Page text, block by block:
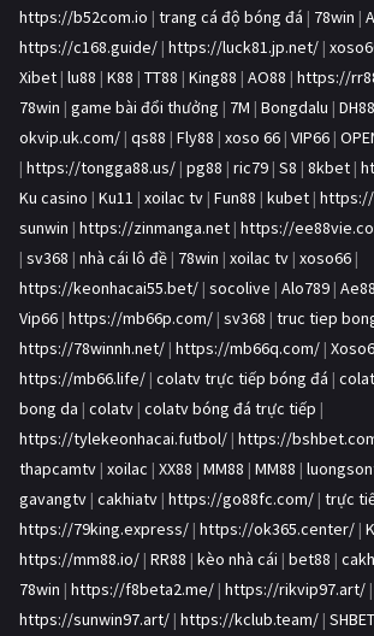
https://b52com.io | trang cá độ bóng đá | 78win |
https://c168.guide/ | https://luck81.jp.net/ |
Xibet | lu88 | K88 | TT88 | King88 | AO88 | https://
78win | game bài đổi thưởng | 7M | Bongdalu | DH88
okvip.uk.com/ | qs88 | Fly88 | xoso 66 | VIP66 |
| https://tongga88.us/ | pg88 | ric79 | S8 | 8kbet |
Ku casino | Ku11 | xoilac tv | Fun88 | kubet |
sunwin | https://zinmanga.net | https://
| sv368 | nhà cái lô đề | 78win | xoilac tv | xoso66 |
https://keonhacai55.bet/ | socolive | Alo789 |
Vip66 | https://mb66p.com/ | sv368 | truc tiep
https://78winnh.net/ | https://mb66q.com/ |
https://mb66.life/ | colatv trực tiếp bóng đá |
bong da | colatv | colatv bóng đá trực tiếp |
https://tylekeonhacai.futbol/ | https://
thapcamtv | xoilac | XX88 | MM88 | MM88 |
gavangtv | cakhiatv | https://go88fc.com/ | trực
https://79king.express/ | https://ok365.center/ |
https://mm88.io/ | RR88 | kèo nhà cái | bet88 |
78win | https://f8beta2.me/ | https://rikvip97.art/ |
https://sunwin97.art/ | https://kclub.team/ | SHBET